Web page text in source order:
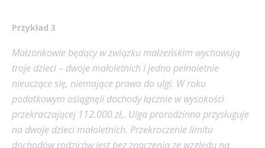
Przykład 3
Małżonkowie będący w związku małżeńskim wychowują
troje dzieci – dwoje małoletnich i jedno pełnoletnie
nieuczące się, niemające prawa do ulgi. W roku
podatkowym osiągnęli dochody łącznie w wysokości
przekraczającej 112.000 zł,. Ulga prorodzinna przysługuje
na dwoje dzieci małoletnich. Przekroczenie limitu
dochodów rodziców jest bez znaczenia ze względu na